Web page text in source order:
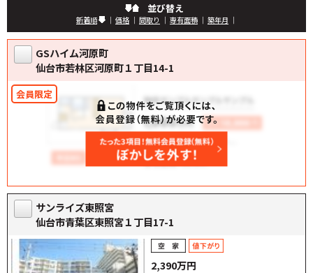
並び替え
新着順 ｜ 価格 ｜ 間取り ｜ 専有面積 ｜ 築年月 ｜
GSハイム河原町
仙台市若林区河原町１丁目14-1
サンライズ東照宮
仙台市青葉区東照宮１丁目17-1
2,390万円